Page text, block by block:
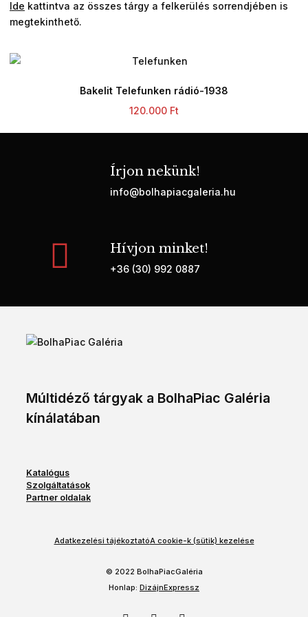
Ide kattintva az összes tárgy a felkerülés sorrendjében is
megtekinthető.
Bakelit Telefunken rádió-1938
120.000 Ft
Írjon nekünk!
info@bolhapiacgaleria.hu
Hívjon minket!
+36 (30) 992 0887
Múltidéző tárgyak a BolhaPiac Galéria
kínálatában
Katalógus
Szolgáltatások
Partner oldalak
Adatkezelési tájékoztatóA cookie-k (sütik) kezelése
© 2022 BolhaPiacGaléria
Honlap: DizájnExpressz